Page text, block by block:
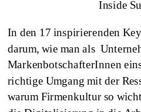
Inside
In den 17 inspirierenden
darum, wie man als
MarkenbotschafterInnen
richtige Umgang mit der
warum Firmenkultur so